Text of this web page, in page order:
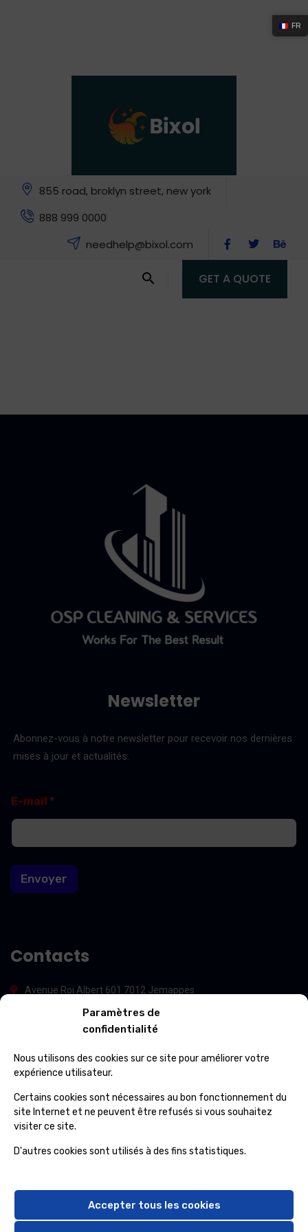
Paramètres de
confidentialité
Nous utilisons des cookies sur ce site pour améliorer votre
expérience utilisateur.
Certains cookies sont nécessaires au bon fonctionnement du
site Internet et ne peuvent être refusés si vous souhaitez
visiter ce site.
D'autres cookies sont utilisés à des fins statistiques.
Accepter tous les cookies
855 road, broklyn street, new york
888 999 0000
needhelp@bixol.com
GET A QUOTE
Newsletter
Abonnez-vous à notre newsletter pour recevoir nos dernières
mises à jour et actualités.
-
m
i
*
-
l
-
m
i
E-mail *
Envoyer
Contacts
Avenue Roi Albert 601 7012 Jemappes
(+32) 65 84 33 69
Horaires
Lundi – Vendredi
Samedi – Dimanche: fermé
FR